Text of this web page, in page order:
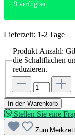
9 verfügbar
Lieferzeit: 1-2 Tage
Produkt Anzahl:
die Schaltflächen
reduzieren.
In den Warenkorb
Stellen Sie eine
Zum